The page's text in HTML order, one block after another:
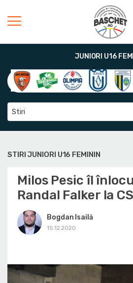
JUNIORI U16
Stiri
STIRI JUNIORI U16 FEMININ
Milos Pesic îl
Randal Falker la
Bogdan Isailă
15.12.2020